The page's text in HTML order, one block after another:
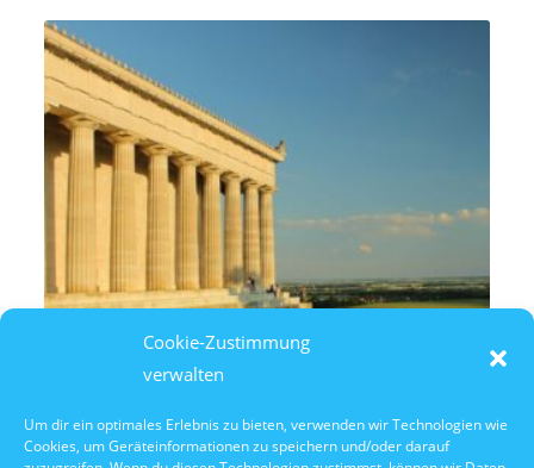
Cookie-Zustimmung
verwalten
Um dir ein optimales Erlebnis zu bieten, verwenden wir Technologien wie
Cookies, um Geräteinformationen zu speichern und/oder darauf
11. August 2026